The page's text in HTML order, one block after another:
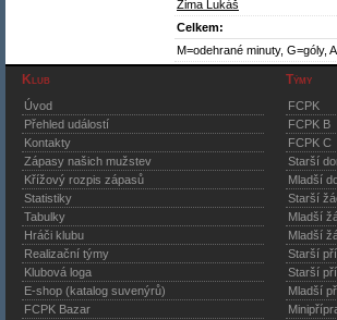
Zima Lukáš
Celkem:
M=odehrané minuty, G=góly,
Klub
Úvod
Přehled událostí
Kontakty
Zápasy našich mužstev
Křížový rozpis zápasů
Statistiky
Tabulky
Hráči klubu
Realizační týmy
Klubová loga
E-shop (katalog suvenýrů)
FCPK Bazar
Týmy
FCPK
FCPK B
FCPK C
Starší
Mladší
Starší
Mladší
Mladší
Starší
Starší
Mladší